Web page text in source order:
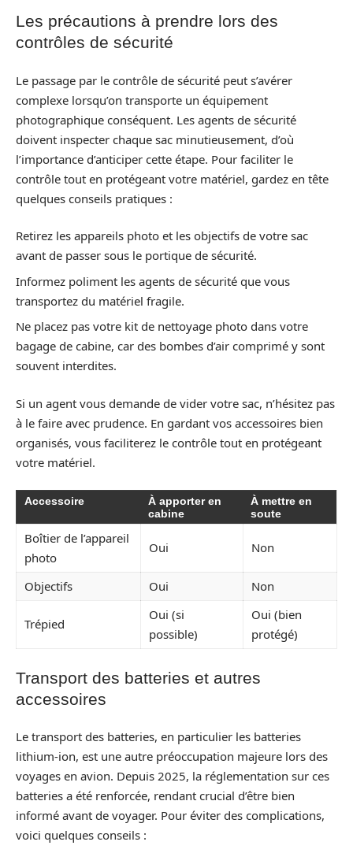
Les précautions à prendre lors des
contrôles de sécurité
Le passage par le contrôle de sécurité peut s’avérer
complexe lorsqu’on transporte un équipement
photographique conséquent. Les agents de sécurité
doivent inspecter chaque sac minutieusement, d’où
l’importance d’anticiper cette étape. Pour faciliter le
contrôle tout en protégeant votre matériel, gardez en tête
quelques conseils pratiques :
Retirez les appareils photo et les objectifs de votre sac
avant de passer sous le portique de sécurité.
Informez poliment les agents de sécurité que vous
transportez du matériel fragile.
Ne placez pas votre kit de nettoyage photo dans votre
bagage de cabine, car des bombes d’air comprimé y sont
souvent interdites.
Si un agent vous demande de vider votre sac, n’hésitez pas
à le faire avec prudence. En gardant vos accessoires bien
organisés, vous faciliterez le contrôle tout en protégeant
votre matériel.
Accessoire
À apporter en
cabine
À mettre en
soute
Boîtier de l’appareil
photo
Oui Non
Objectifs Oui Non
Trépied
Oui (si
possible)
Oui (bien
protégé)
Transport des batteries et autres
accessoires
Le transport des batteries, en particulier les batteries
lithium-ion, est une autre préoccupation majeure lors des
voyages en avion. Depuis 2025, la réglementation sur ces
batteries a été renforcée, rendant crucial d’être bien
informé avant de voyager. Pour éviter des complications,
voici quelques conseils :